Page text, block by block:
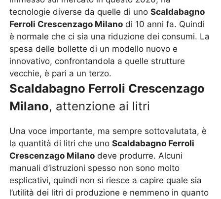
tecnologie diverse da quelle di unoScaldabagno
Ferroli Crescenzago Milano di 10 anni fa. Quindi
è normale che ci sia una riduzione dei consumi. La
spesa delle bollette di un modello nuovo e
innovativo, confrontandola a quelle strutture
vecchie, è pari a un terzo.
Scaldabagno Ferroli Crescenzago
Milano, attenzione ai litri
Una voce importante, ma sempre sottovalutata, è
la quantità di litri che unoScaldabagno Ferroli
Crescenzago Milano deve produrre. Alcuni
manuali d’istruzioni spesso non sono molto
esplicativi, quindi non si riesce a capire quale sia
l’utilità dei litri di produzione e nemmeno in quanto